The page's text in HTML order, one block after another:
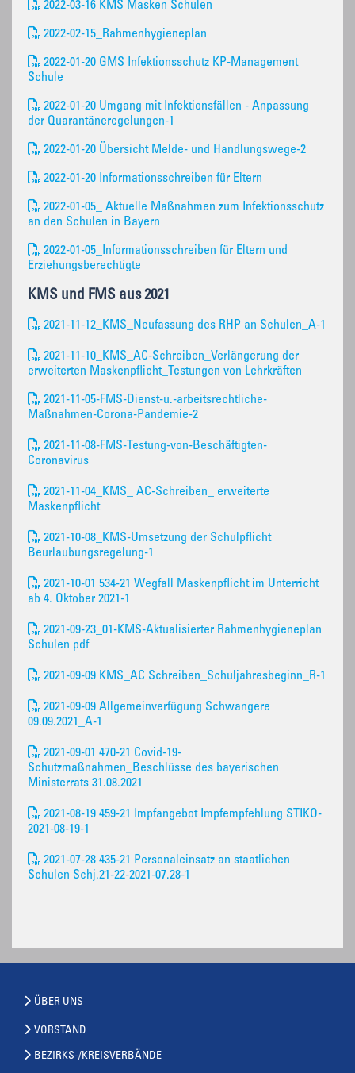
2022-03-16 KMS Masken Schulen
2022-02-15_Rahmenhygieneplan
2022-01-20 GMS Infektionsschutz KP-Management
Schule
2022-01-20 Umgang mit Infektionsfällen - Anpassung
der Quarantäneregelungen-1
2022-01-20 Übersicht Melde- und Handlungswege-2
2022-01-20 Informationsschreiben für Eltern
2022-01-05_ Aktuelle Maßnahmen zum Infektionsschutz
an den Schulen in Bayern
2022-01-05_Informationsschreiben für Eltern und
Erziehungsberechtigte
KMS und FMS aus 2021
2021-11-12_KMS_Neufassung des RHP an Schulen_A-1
2021-11-10_KMS_AC-Schreiben_Verlängerung der
erweiterten Maskenpflicht_Testungen von Lehrkräften
2021-11-05-FMS-Dienst-u.-arbeitsrechtliche-
Maßnahmen-Corona-Pandemie-2
2021-11-08-FMS-Testung-von-Beschäftigten-
Coronavirus
2021-11-04_KMS_ AC-Schreiben_ erweiterte
Maskenpflicht
2021-10-08_KMS-Umsetzung der Schulpflicht
Beurlaubungsregelung-1
2021-10-01 534-21 Wegfall Maskenpflicht im Unterricht
ab 4. Oktober 2021-1
2021-09-23_01-KMS-Aktualisierter Rahmenhygieneplan
Schulen pdf
2021-09-09 KMS_AC Schreiben_Schuljahresbeginn_R-1
2021-09-09 Allgemeinverfügung Schwangere
09.09.2021_A-1
2021-09-01 470-21 Covid-19-
Schutzmaßnahmen_Beschlüsse des bayerischen
Ministerrats 31.08.2021
2021-08-19 459-21 Impfangebot Impfempfehlung STIKO-
2021-08-19-1
2021-07-28 435-21 Personaleinsatz an staatlichen
Schulen Schj.21-22-2021-07.28-1
ÜBER UNS
VORSTAND
BEZIRKS-/KREISVERBÄNDE